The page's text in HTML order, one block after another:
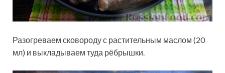
Разогреваем сковороду с растительным маслом (20
мл) и выкладываем туда рёбрышки.